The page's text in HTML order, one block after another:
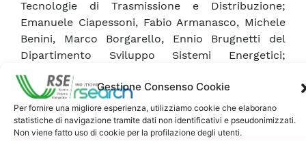
Gestione Consenso Cookie
Per fornire una migliore esperienza, utilizziamo cookie che elaborano
statistiche di navigazione tramite dati non identificativi e pseudonimizzati.
Non viene fatto uso di cookie per la profilazione degli utenti.
Tecnologie di Trasmissione e Distribuzione;
Emanuele Ciapessoni, Fabio Armanasco, Michele
Benini, Marco Borgarello, Ennio Brugnetti del
Dipartimento Sviluppo Sistemi Energetici;
Claudio Cherbaucich e Fiorella Grasso della
Funzione Sviluppo, Comunicazione e
Valorizzazione.